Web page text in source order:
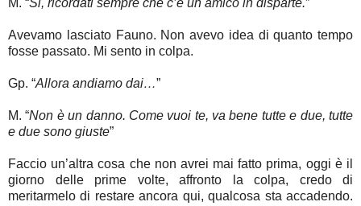
Avevamo lasciato Fauno. Non avevo idea di quanto tempo
fosse passato. Mi sento in colpa.
Gp. “Allora andiamo dai…”
M. “Non è un danno. Come vuoi te, va bene tutte e due, tutte
e due sono giuste”
Faccio un’altra cosa che non avrei mai fatto prima, oggi è il
giorno delle prime volte, affronto la colpa, credo di
meritarmelo di restare ancora qui, qualcosa sta accadendo.